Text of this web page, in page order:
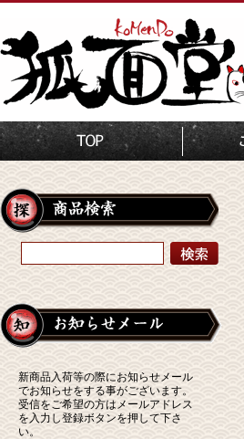
新商品入荷等の際にお知らせメール
でお知らせをする事がございます。
受信をご希望の方はメールアドレス
を入力し登録ボタンを押して下さ
い。